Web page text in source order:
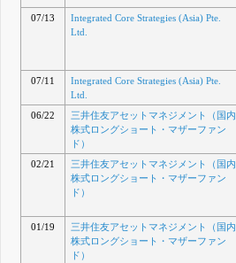
07/13
Integrated Core Strategies (Asia) Pte.
Ltd.
07/11
Integrated Core Strategies (Asia) Pte.
Ltd.
06/22
三井住友アセットマネジメント（国内
株式ロングショート・マザーファン
ド）
02/21
三井住友アセットマネジメント（国内
株式ロングショート・マザーファン
ド）
01/19
三井住友アセットマネジメント（国内
株式ロングショート・マザーファン
ド）